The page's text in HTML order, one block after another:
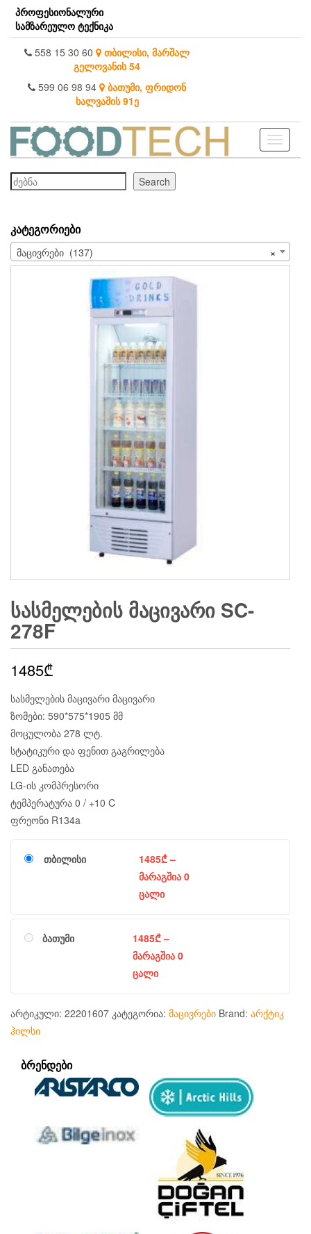
Skip
the
content
პროფესიონალური
სამზარეულო ტექნიკა
558 15 30 60 თბილისი, მარშალ
გელოვანის 54
599 06 98 94 ბათუმი, ფრიდონ
ხალვაშის 91ე
Toggle
ძებნა
Search
ᲙᲐᲢᲔᲒᲝᲠᲘᲔᲑᲘ
×
მაცივრები (137)
ᲡᲐᲡᲛᲔᲚᲔᲑᲘᲡ ᲛᲐᲪᲘᲕᲐᲠᲘ SC-
278F
1485₾
სასმელების მაცივარი მაცივარი
ზომები: 590*575*1905 მმ
მოცულობა 278 ლტ.
სტატიკური და ფენით გაგრილება
LED განათება
LG-ის კომპრესორი
ტემპერატურა 0 / +10 C
ფრეონი R134a
თბილისი 1485₾–
მარაგშია 0
ცალი
ბათუმი 1485₾–
მარაგშია 0
ცალი
არტიკული: 22201607 კატეგორია: მაცივრები Brand: არქტიკ
ჰილსი
ᲑᲠᲔᲜᲓᲔᲑᲘ